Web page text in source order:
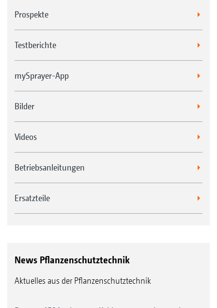
Prospekte
Testberichte
mySprayer-App
Bilder
Videos
Betriebsanleitungen
Ersatzteile
News Pflanzenschutztechnik
Aktuelles aus der Pflanzenschutztechnik